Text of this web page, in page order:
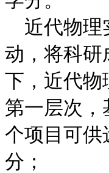
近代物理
动，将科研
下，近代
第一层次，
个项目可供
分；